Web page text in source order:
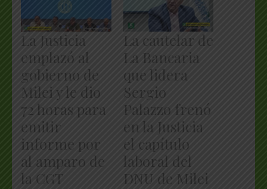
La Justicia
emplazó al
gobierno de
Milei y le dio
72 horas para
emitir
informe por
al amparo de
la CGT
La cautelar de
La Bancaria
que lidera
Sergio
Palazzo frenó
en la Justicia
el capítulo
laboral del
DNU de Milei